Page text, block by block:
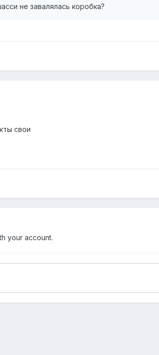
не завалялась коробка?
свои
your account.